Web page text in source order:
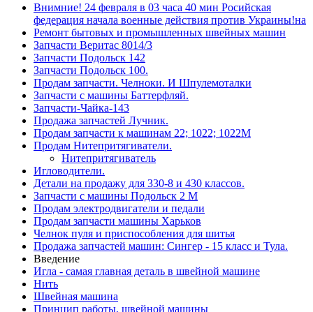
Внимние! 24 февраля в 03 часа 40 мин Росийская
федерация начала военные действия против Украины!на
Ремонт бытовых и промышленных швейных машин
Запчасти Веритас 8014/3
Запчасти Подольск 142
Запчасти Подольск 100.
Продам запчасти. Челноки. И Шпулемоталки
Запчасти с машины Баттерфляй.
Запчасти-Чайка-143
Продажа запчастей Лучник.
Продам запчасти к машинам 22; 1022; 1022М
Продам Нитепритягиватели.
Нитепритягиватель
Игловодители.
Детали на продажу для 330-8 и 430 классов.
Запчасти с машины Подольск 2 М
Продам электродвигатели и педали
Продам запчасти машины Харьков
Челнок пуля и приспособления для шитья
Продажа запчастей машин: Сингер - 15 класс и Тула.
Введение
Игла - самая главная деталь в швейной машине
Нить
Швейная машина
Принцип работы, швейной машины